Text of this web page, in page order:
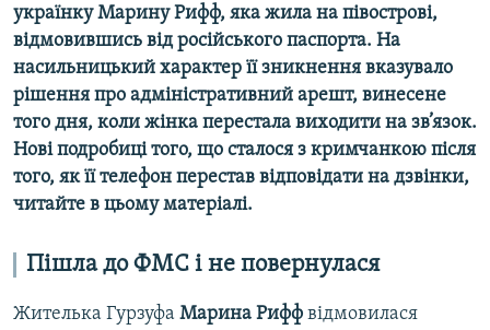
українку Марину Рифф, яка жила на півострові,
відмовившись від російського паспорта. На
насильницький характер її зникнення вказувало
рішення про адміністративний арешт, винесене
того дня, коли жінка перестала виходити на зв’язок.
Нові подробиці того, що сталося з кримчанкою після
того, як її телефон перестав відповідати на дзвінки,
читайте в цьому матеріалі.
Пішла до ФМС і не повернулася
Жителька Гурзуфа Марина Рифф відмовилася